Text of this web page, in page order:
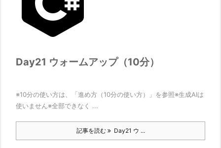
Day21 ウォームアップ（10分）
※10分の使い方は、「進め方（10分の使い方）」を参照※生成AIは
使いません※全部できなく ...
記事を読む Day21 ウ ...